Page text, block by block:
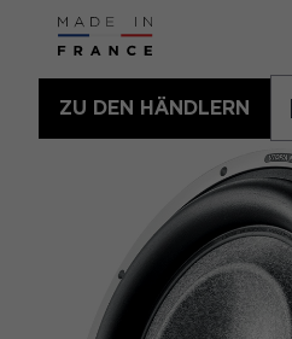
ZU DEN HÄNDLERN